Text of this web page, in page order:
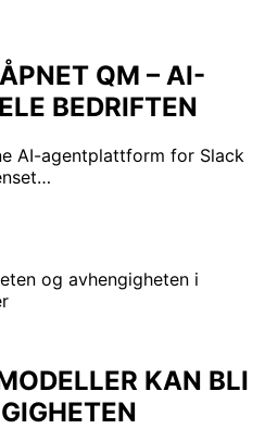
QM – AI-
BEDRIFTEN
AI-agentplattform for Slack
KAN BLI